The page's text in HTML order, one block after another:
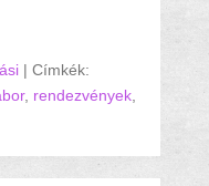
| Címkék:
, rendezvények